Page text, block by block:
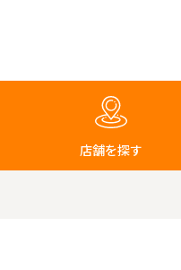
店舗を探す